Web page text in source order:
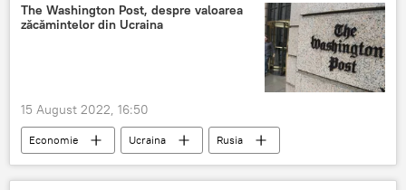
The Washington Post, despre valoarea
zăcămintelor din Ucraina
15 August 2022, 16:50
Economie Ucraina
Rusia
subsol
Zăcăminte gaze naturale